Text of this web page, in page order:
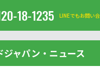
18-1235 LINEでもお問い
ジャパン・ニュース